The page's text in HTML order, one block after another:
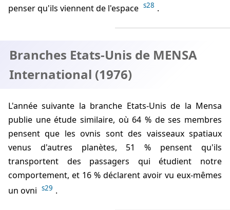
penser qu'ils viennent de l'espace s28 .
Branches Etats-Unis de MENSA
International (1976)
L'année suivante la branche Etats-Unis de la Mensa
publie une étude similaire, où 64 % de ses membres
pensent que les ovnis sont des vaisseaux spatiaux
venus d'autres planètes, 51 % pensent qu'ils
transportent des passagers qui étudient notre
comportement, et 16 % déclarent avoir vu eux-mêmes
un ovni s29 .